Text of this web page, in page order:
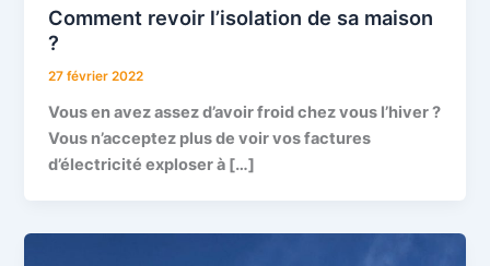
Comment revoir l’isolation de sa maison
?
27 février 2022
Vous en avez assez d’avoir froid chez vous l’hiver ?
Vous n’acceptez plus de voir vos factures
d’électricité exploser à […]